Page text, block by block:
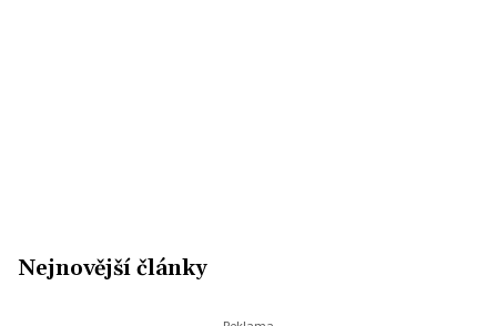
Nejnovější články